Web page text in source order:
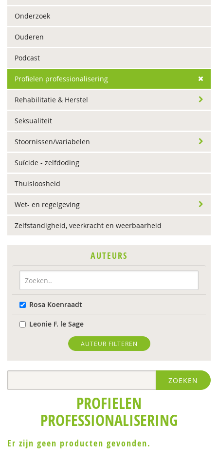
Onderzoek
Ouderen
Podcast
Profielen professionalisering
Rehabilitatie & Herstel
Seksualiteit
Stoornissen/variabelen
Suïcide - zelfdoding
Thuisloosheid
Wet- en regelgeving
Zelfstandigheid, veerkracht en weerbaarheid
AUTEURS
Rosa Koenraadt
Leonie F. le Sage
AUTEUR FILTEREN
ZOEKEN
PROFIELEN
PROFESSIONALISERING
Er zijn geen producten gevonden.